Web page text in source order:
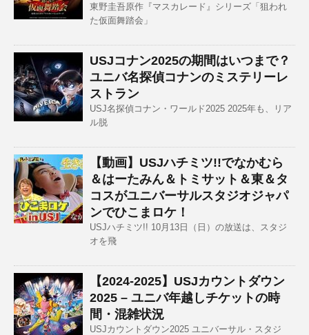
東野圭吾原作『マスカレード』シリーズ「狙われ
た仮面舞踏会」
USJコナン2025の期間はいつまで？
ユニバ名探偵コナンのミステリーレ
ストラン
USJ名探偵コナン・ワールド2025 2025年も、リア
ル脱
【動画】USJハチミツ!!でなかむら
＆はーたみん＆トミサット＆東＆タ
コスがユニバーサルスタジオジャパ
ンでひこまロケ！
USJハチミツ!! 10月13日（日）の放送は、スタジ
オを飛
【2024-2025】USJカウントダウン
2025 – ユニバ年越しチケットの時
間・混雑状況
USJカウントダウン2025 ユニバーサル・スタジ